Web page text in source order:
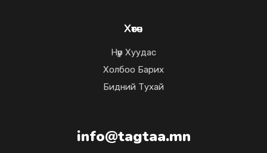
Хөтөч
Нүүр Хуудас
Холбоо Барих
Бидний Тухай
info@tagtaa.mn